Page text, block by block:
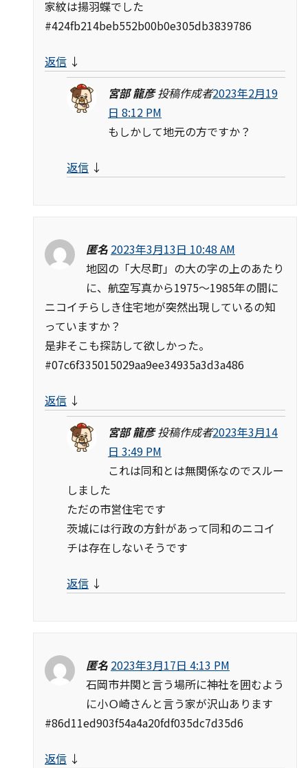
家紋は揚羽蝶でした
#424fb214beb552b00b0e305db3839786
返信 ↓
宮部 龍彦 投稿作成者2023年2月19
日 8:12 PM
もしかして地元の方ですか？
返信 ↓
匿名 2023年3月13日 10:48 AM
地図の「大尽町」の大の字の上のあたり
に、航空写真から1975～1985年の間に
ニコイチらしき住宅地が突然出現しているの知
っていますか？
是非そこも探訪して欲しかった。
#07c6f335015029aa9ee34935a3d3a486
返信 ↓
宮部 龍彦 投稿作成者2023年3月14
日 3:49 PM
これは同和とは無関係なのでスルー
しました
ただの市営住宅です
茨城には行政の方針があって同和のニコイ
チは存在しないそうです
返信 ↓
匿名 2023年3月17日 4:13 PM
石岡市井関と言う場所に神社を囲むよう
に小Ｏ崎さんと言う家が沢山あります
#86d11ed903f54a4a20fdf035dc7d35d6
返信 ↓